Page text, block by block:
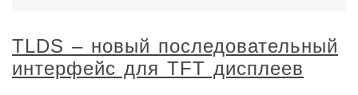
TLDS – новый последовательный
интерфейс для TFT дисплеев